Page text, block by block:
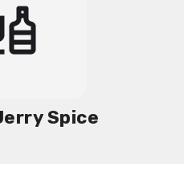
Spice